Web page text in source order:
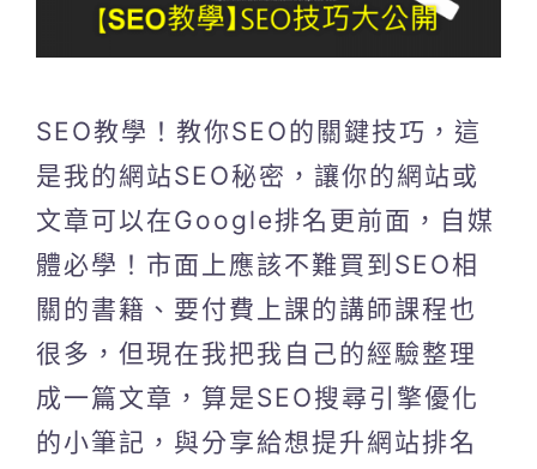
SEO教學！教你SEO的關鍵技巧，這
是我的網站SEO秘密，讓你的網站或
文章可以在Google排名更前面，自媒
體必學！市面上應該不難買到SEO相
關的書籍、要付費上課的講師課程也
很多，但現在我把我自己的經驗整理
成一篇文章，算是SEO搜尋引擎優化
的小筆記，與分享給想提升網站排名